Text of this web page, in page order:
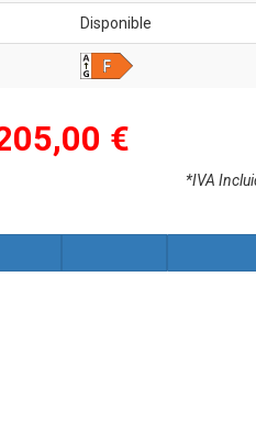
Disponible
€
*IVA